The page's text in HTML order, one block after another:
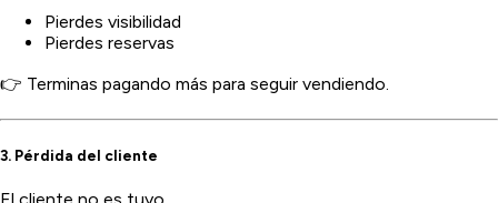
Pierdes visibilidad
Pierdes reservas
👉 Terminas pagando más para seguir vendiendo.
3. Pérdida del cliente